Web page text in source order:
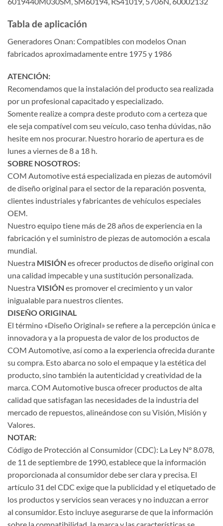
Tabla de aplicación
Generadores Onan: Compatibles con modelos Onan
fabricados aproximadamente entre 1975 y 1986
ATENCIÓN:
Recomendamos que la instalación del producto sea realizada
por un profesional capacitado y especializado.
Somente realize a compra deste produto com a certeza que
ele seja compatível com seu veículo, caso tenha dúvidas, não
hesite em nos procurar. Nuestro horario de apertura es de
lunes a viernes de 8 a 18 h.
SOBRE NOSOTROS:
COM Automotive está especializada en piezas de automóvil
de diseño original para el sector de la reparación posventa,
clientes industriales y fabricantes de vehículos especiales
OEM.
Nuestro equipo tiene más de 28 años de experiencia en la
fabricación y el suministro de piezas de automoción a escala
mundial.
Nuestra MISIÓN es ofrecer productos de diseño original con
una calidad impecable y una sustitución personalizada.
Nuestra VISIÓN es promover el crecimiento y un valor
inigualable para nuestros clientes.
DISEÑO ORIGINAL
El término «Diseño Original» se refiere a la percepción única e
innovadora y a la propuesta de valor de los productos de
COM Automotive, así como a la experiencia ofrecida durante
su compra. Esto abarca no solo el empaque y la estética del
producto, sino también la autenticidad y creatividad de la
marca. COM Automotive busca ofrecer productos de alta
calidad que satisfagan las necesidades de la industria del
mercado de repuestos, alineándose con su Visión, Misión y
Valores.
NOTAR:
Código de Protección al Consumidor (CDC): La Ley N° 8.078,
de 11 de septiembre de 1990, establece que la información
proporcionada al consumidor debe ser clara y precisa. El
artículo 31 del CDC exige que la publicidad y el etiquetado de
los productos y servicios sean veraces y no induzcan a error
al consumidor. Esto incluye asegurarse de que la información